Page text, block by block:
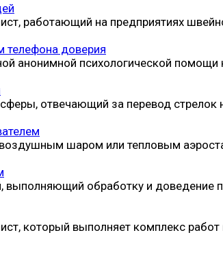
работающий на предприятиях
телефона доверия
анонимной психологической
отвечающий за перевод стрелок
шаром или тепловым
обработку и доведение
который выполняет комплекс